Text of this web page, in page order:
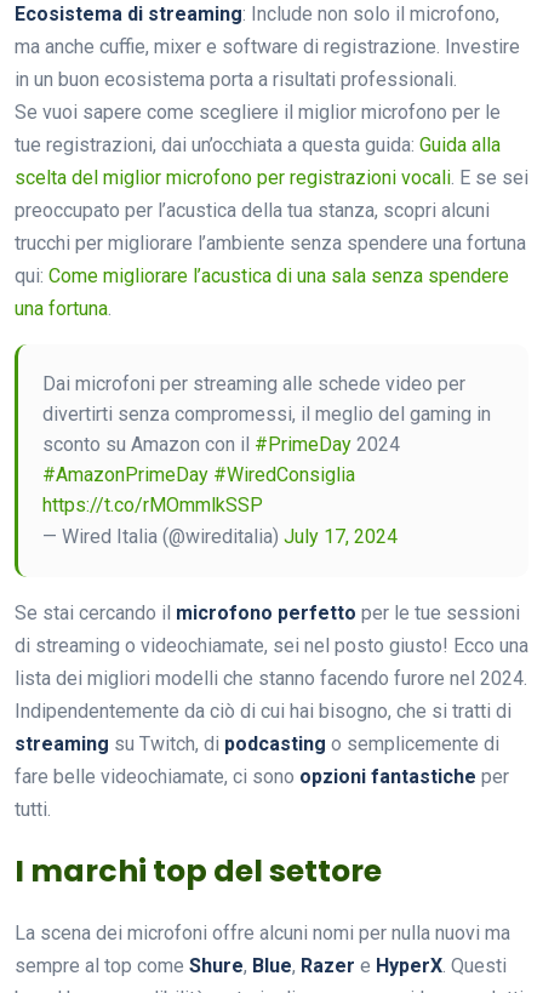
Ecosistema di streaming: Include non solo il microfono,
ma anche cuffie, mixer e software di registrazione. Investire
in un buon ecosistema porta a risultati professionali.
Se vuoi sapere come scegliere il miglior microfono per le
tue registrazioni, dai un’occhiata a questa guida: Guida alla
scelta del miglior microfono per registrazioni vocali. E se sei
preoccupato per l’acustica della tua stanza, scopri alcuni
trucchi per migliorare l’ambiente senza spendere una fortuna
qui: Come migliorare l’acustica di una sala senza spendere
una fortuna.
Dai microfoni per streaming alle schede video per
divertirti senza compromessi, il meglio del gaming in
sconto su Amazon con il #PrimeDay 2024
#AmazonPrimeDay #WiredConsiglia
https://t.co/rMOmmlkSSP
— Wired Italia (@wireditalia) July 17, 2024
Se stai cercando il microfono perfetto per le tue sessioni
di streaming o videochiamate, sei nel posto giusto! Ecco una
lista dei migliori modelli che stanno facendo furore nel 2024.
Indipendentemente da ciò di cui hai bisogno, che si tratti di
streaming su Twitch, di podcasting o semplicemente di
fare belle videochiamate, ci sono opzioni fantastiche per
tutti.
I marchi top del settore
La scena dei microfoni offre alcuni nomi per nulla nuovi ma
sempre al top come Shure, Blue, Razer e HyperX. Questi